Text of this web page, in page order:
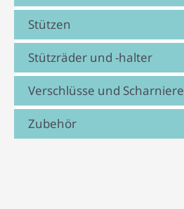
Stützen
Stützräder und -halter
Verschlüsse und Scharniere
Zubehör